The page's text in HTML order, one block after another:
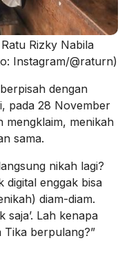
Rizky Nabila
Instagram/@raturn)
dengan
pada 28 November
mengklaim, menikah
sama.
nikah lagi?
digital enggak bisa
diam-diam.
saja’. Lah kenapa
berpulang?”